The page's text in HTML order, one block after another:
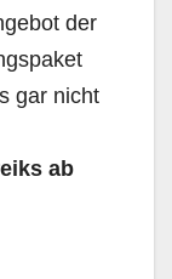
der
gar nicht
ab